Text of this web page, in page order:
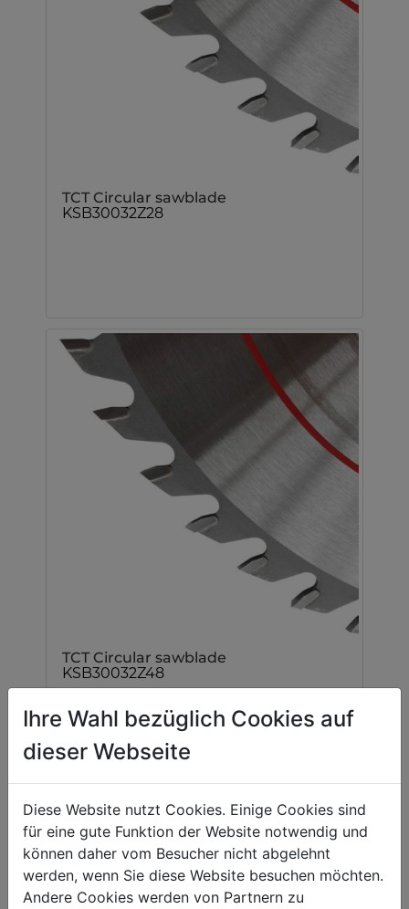
TCT Circular sawblade
KSB30032Z28
TCT Circular sawblade
KSB30032Z48
Ihre Wahl bezüglich Cookies auf
dieser Webseite
Diese Website nutzt Cookies. Einige Cookies sind
für eine gute Funktion der Website notwendig und
können daher vom Besucher nicht abgelehnt
werden, wenn Sie diese Website besuchen möchten.
Andere Cookies werden von Partnern zu